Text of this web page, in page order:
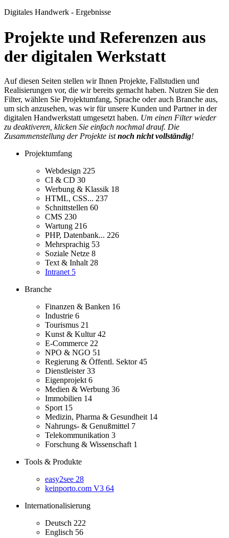
Digitales Handwerk - Ergebnisse
Projekte und Referenzen aus
der digitalen Werkstatt
Auf diesen Seiten stellen wir Ihnen Projekte, Fallstudien und
Realisierungen vor, die wir bereits gemacht haben. Nutzen Sie den
Filter, wählen Sie Projektumfang, Sprache oder auch Branche aus,
um sich anzusehen, was wir für unsere Kunden und Partner in der
digitalen Handwerkstatt umgesetzt haben. Um einen Filter wieder
zu deaktiveren, klicken Sie einfach nochmal drauf. Die
Zusammenstellung der Projekte istnoch nicht vollständig!
Projektumfang
Webdesign 225
CI & CD 30
Werbung & Klassik 18
HTML, CSS... 237
Schnittstellen 60
CMS 230
Wartung 216
PHP, Datenbank... 226
Mehrsprachig 53
Soziale Netze 8
Text & Inhalt 28
Intranet 5
Branche
Finanzen & Banken 16
Industrie 6
Tourismus 21
Kunst & Kultur42
E-Commerce 22
NPO & NGO 51
Regierung & Öffentl. Sektor45
Dienstleister33
Eigenprojekt 6
Medien & Werbung 36
Immobilien 14
Sport 15
Medizin, Pharma & Gesundheit 14
Nahrungs- & Genußmittel 7
Telekommunikation 3
Forschung & Wissenschaft 1
Tools & Produkte
easy2see 28
keinporto.com V3 64
Internationalisierung
Deutsch 222
Englisch 56